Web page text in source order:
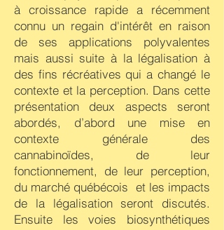
à croissance rapide a récemment
connu un regain d'intérêt en raison
de ses applications polyvalentes
mais aussi suite à la légalisation à
des fins récréatives qui a changé le
contexte et la perception. Dans cette
présentation deux aspects seront
abordés, d’abord une mise en
contexte générale des
cannabinoïdes, de leur
fonctionnement, de leur perception,
du marché québécois et les impacts
de la légalisation seront discutés.
Ensuite les voies biosynthétiques